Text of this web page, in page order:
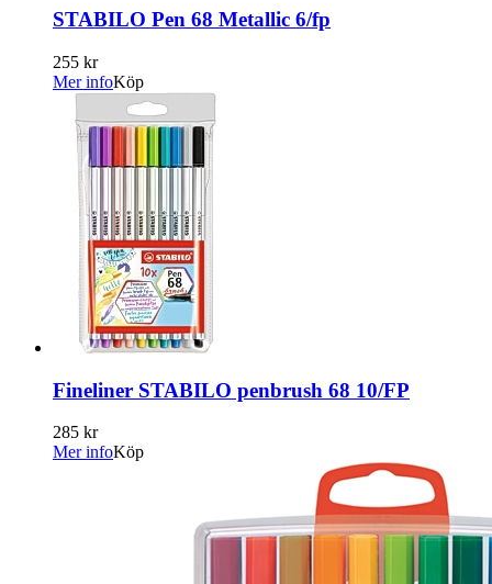
STABILO Pen 68 Metallic 6/fp
255 kr
Mer infoKöp
Fineliner STABILO penbrush 68 10/FP
285 kr
Mer infoKöp